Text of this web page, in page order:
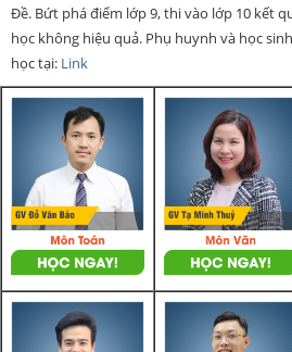
Đề. Bứt phá điểm lớp 9, thi vào lớp 10 kết
học không hiệu quả. Phụ huynh và học
học tại: Link